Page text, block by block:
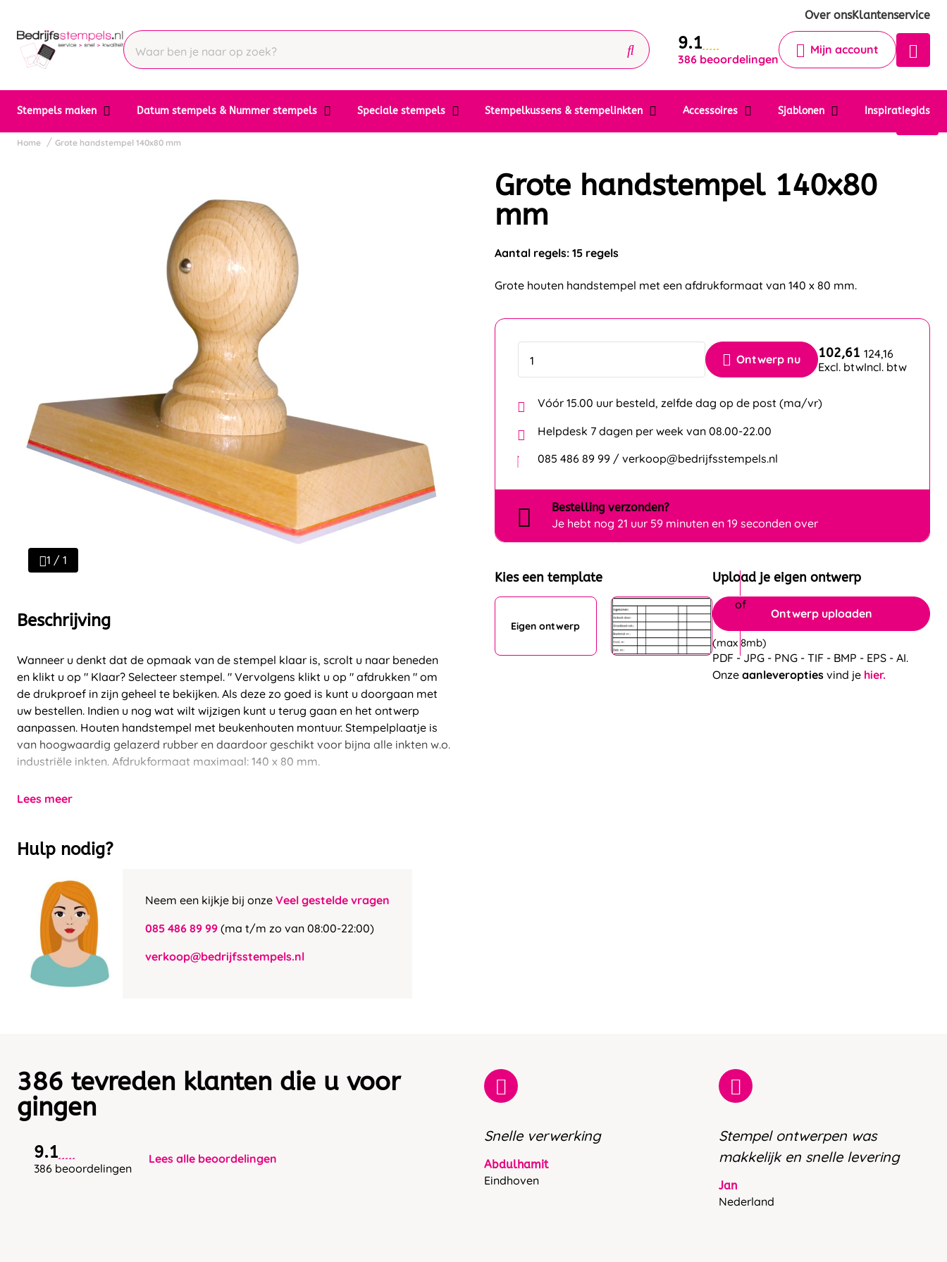
Over onsKlantenservice
9.1
386 beoordelingen
Mijn account
Stempels maken Datum stempels & Nummer stempels Speciale stempels Stempelkussens & stempelinkten Accessoires Sjablonen Inspiratiegids
Krijg een antwoord op uw vraag
Chat 24/7 met onze chatbot voor
Contact
Home Grote handstempel 140x80 mm
1 / 1
Beschrijving
Wanneer u denkt dat de opmaak van de stempel klaar is, scrolt u naar beneden
en klikt u op " Klaar? Selecteer stempel. " Vervolgens klikt u op " afdrukken " om
de drukproef in zijn geheel te bekijken. Als deze zo goed is kunt u doorgaan met
uw bestellen. Indien u nog wat wilt wijzigen kunt u terug gaan en het ontwerp
aanpassen. Houten handstempel met beukenhouten montuur. Stempelplaatje is
van hoogwaardig gelazerd rubber en daardoor geschikt voor bijna alle inkten w.o.
industriële inkten. Afdrukformaat maximaal: 140 x 80 mm.
Lees meer
Hulp nodig?
Neem een kijkje bij onze Veel gestelde vragen
085 486 89 99 (ma t/m zo van 08:00-22:00)
verkoop@bedrijfsstempels.nl
Grote handstempel 140x80
mm
Aantal regels: 15 regels
Grote houten handstempel met een afdrukformaat van 140 x 80 mm.
Ontwerp nu 102,61
Excl. btw
124,16
Incl. btw
Vóór 15.00 uur besteld, zelfde dag op de post (ma/vr)
Helpdesk 7 dagen per week van 08.00-22.00
085 486 89 99 / verkoop@bedrijfsstempels.nl
Bestelling verzonden?
Je hebt nog 21 uur 59 minuten en 19 seconden over
Kies een template
Eigen ontwerp
Upload je eigen ontwerp
Ontwerp uploaden
(max 8mb)
PDF - JPG - PNG - TIF - BMP - EPS - AI.
Onze aanleveropties vind je hier.
386 tevreden klanten die u voor
gingen
9.1
386 beoordelingen
Lees alle beoordelingen
Snelle verwerking
Abdulhamit
Eindhoven
Stempel ontwerpen was
makkelijk en snelle levering
Jan
Nederland